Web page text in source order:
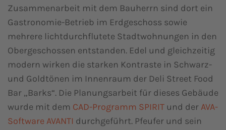
Zusammenarbeit mit dem Bauherrn sind dort ein
Gastronomie-Betrieb im Erdgeschoss sowie
mehrere lichtdurchflutete Stadtwohnungen in den
Obergeschossen entstanden. Edel und gleichzeitig
modern wirken die starken Kontraste in Schwarz-
und Goldtönen im Innenraum der Deli Street Food
Bar „Barks“. Die Planungsarbeit für dieses Gebäude
wurde mit dem CAD-Programm SPIRIT und der AVA-
Software AVANTI durchgeführt. Pfeufer und sein